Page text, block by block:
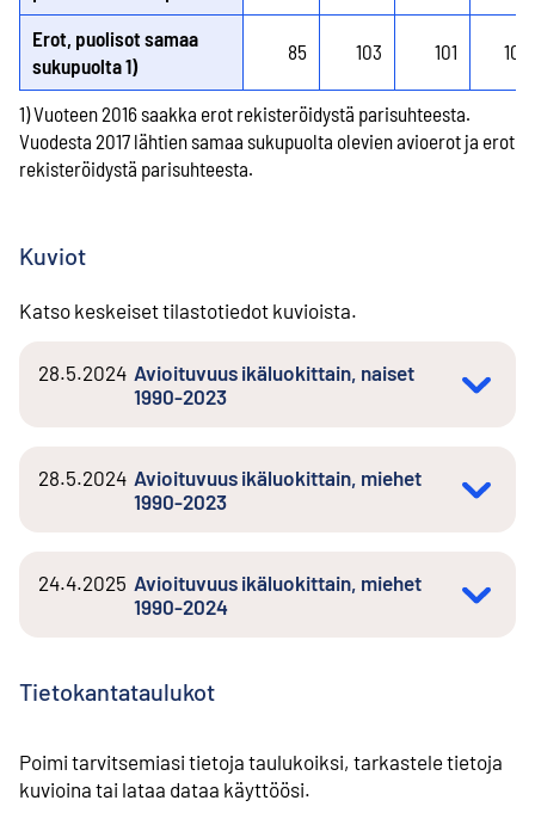
Erot, puolisot samaa
sukupuolta 1)
85 103 101 109
1) Vuoteen 2016 saakka erot rekisteröidystä parisuhteesta.
Vuodesta 2017 lähtien samaa sukupuolta olevien avioerot ja erot
rekisteröidystä parisuhteesta.
Kuviot
Katso keskeiset tilastotiedot kuvioista.
28.5.2024 Avioituvuus ikäluokittain, naiset
1990-2023
28.5.2024 Avioituvuus ikäluokittain, miehet
1990-2023
24.4.2025 Avioituvuus ikäluokittain, miehet
1990-2024
Tietokantataulukot
Poimi tarvitsemiasi tietoja taulukoiksi, tarkastele tietoja
kuvioina tai lataa dataa käyttöösi.